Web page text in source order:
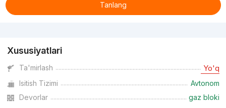
Tanlang
Xususiyatlari
Ta'mirlash Yo'q
Isitish Tizimi
Avtonom
Devorlar
gaz bloki